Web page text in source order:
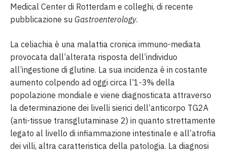
Medical Center di Rotterdam e colleghi, di recente
pubblicazione su Gastroenterology.
La celiachia è una malattia cronica immuno-mediata
provocata dall’alterata risposta dell’individuo
all’ingestione di glutine. La sua incidenza è in costante
aumento colpendo ad oggi circa l’1-3% della
popolazione mondiale e viene diagnosticata attraverso
la determinazione dei livelli sierici dell’anticorpo TG2A
(anti-tissue transglutaminase 2) in quanto strettamente
legato al livello di infiammazione intestinale e all’atrofia
dei villi, altra caratteristica della patologia. La diagnosi